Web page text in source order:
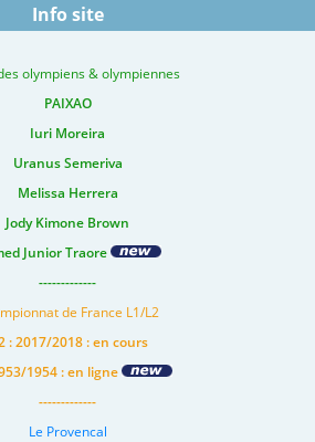
Info site
olympiens & olympiennes
PAIXAO
Iuri Moreira
Uranus Semeriva
Melissa Herrera
Jody Kimone Brown
Junior Traore
-------------
de France L1/L2
: 2017/2018 : en cours
1954 : en ligne
-------------
Le Provencal